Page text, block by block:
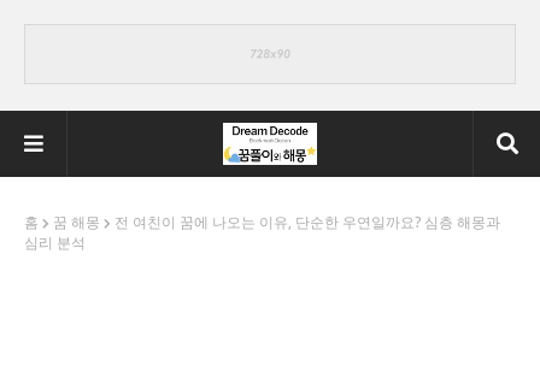
홈 꿈 해몽
전 여친이 꿈에 나오는 이유, 단순한 우연일까요? 심층 해몽과
심리 분석